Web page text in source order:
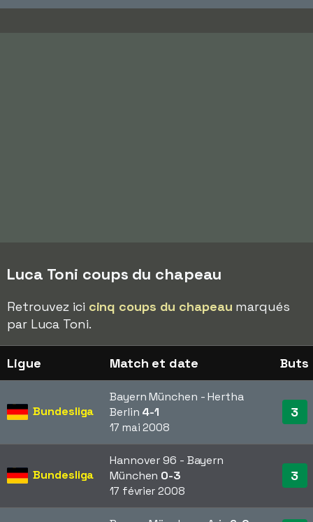
Luca Toni coups du chapeau
Retrouvez ici cinq coups du chapeau marqués
par Luca Toni.
Ligue Match et date Buts
Bundesliga
Bayern München - Hertha
Berlin 4-1
17 mai 2008
3
Bundesliga
Hannover 96 - Bayern
München 0-3
17 février 2008
3